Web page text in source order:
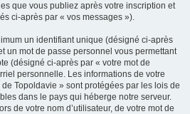
que vous publiez après votre inscription et
ci-après par « vos messages »).
un identifiant unique (désigné ci-après
un mot de passe personnel vous permettant
(désigné ci-après par « votre mot de
personnelle. Les informations de votre
Topoldavie » sont protégées par les lois de
dans le pays qui héberge notre serveur.
de votre nom d’utilisateur, de votre mot de